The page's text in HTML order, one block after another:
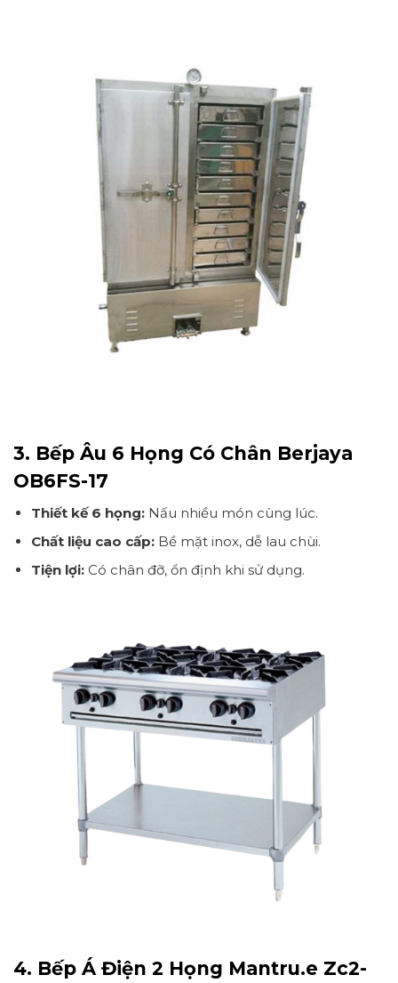
3. Bếp Âu 6 Họng Có Chân Berjaya
OB6FS-17
Thiết kế 6 họng:Nấu nhiều món cùng lúc.
Chất liệu cao cấp:Bề mặt inox, dễ lau chùi.
Tiện lợi:Có chân đỡ, ổn định khi sử dụng.
4. Bếp Á Điện 2 Họng Mantru.e Zc2-